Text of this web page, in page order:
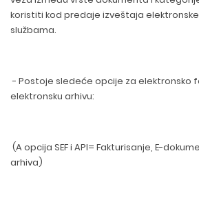
koristiti kod predaje izveštaja
službama.
- Postoje sledeće opcije za elektronsko
elektronsku arhivu:
(A opcija SEF i API= Fakturisanje, E-
arhiva)